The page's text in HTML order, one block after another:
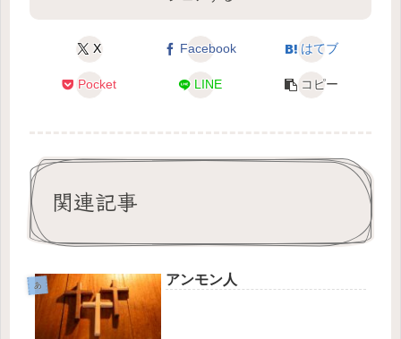
X Facebook はてブ
Pocket LINE コピー
関連記事
あ アンモン人